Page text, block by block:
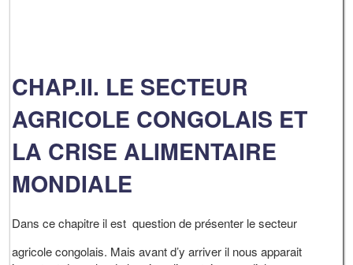
CHAP.II. LE SECTEUR
AGRICOLE CONGOLAIS ET
LA CRISE ALIMENTAIRE
MONDIALE
Dans ce chapitre il est question de présenter le secteur
agricole congolais. Mais avant d’y arriver il nous apparait